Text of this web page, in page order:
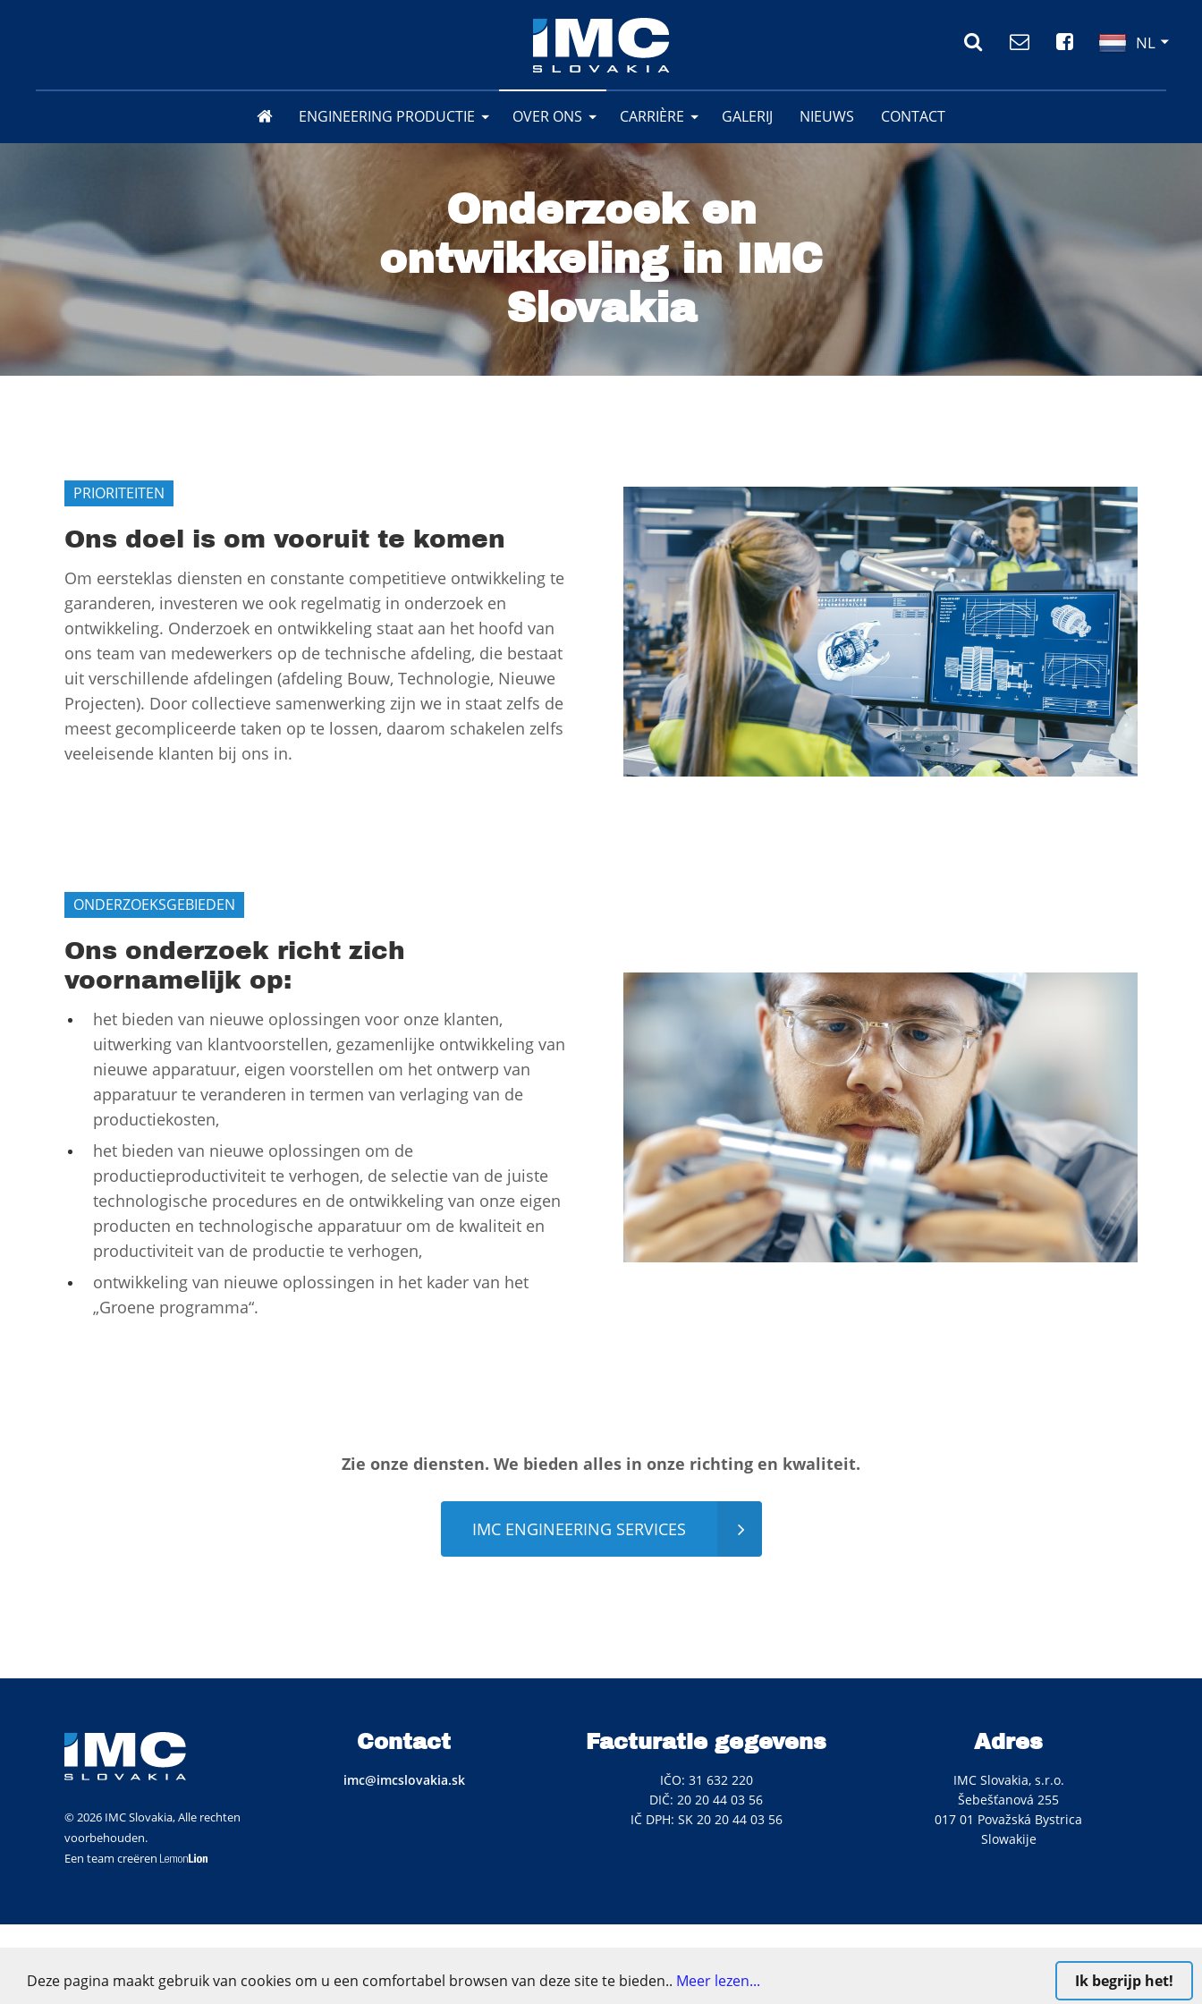
STARTPAGINA
ENGINEERING PRODUCTIE
PLAATBEWERKING METAALBEWERKING LASSEN
OPPERVLAKTEBEHANDELINGEN
VAN METALEN
CONSTRUCTIEWERKZAAMHEDEN
OVER ONS
BEDRIJFSPROFIEL BEDRIJFSGESCHIEDENISCERTIFICATEN
ANDERE
ONDERZOEK EN
ONTWIKKELING
COMPANY
JOURNAL
CARRIÈRE
OPLEIDINGEN
LEVEN IN IMC
GALERIJ NIEUWS CONTACT
NL
Onderzoek en
ontwikkeling in IMC
Slovakia
PRIORITEITEN
Ons doel is om vooruit te komen
Om eersteklas diensten en constante competitieve ontwikkeling te
garanderen, investeren we ook regelmatig in onderzoek en
ontwikkeling. Onderzoek en ontwikkeling staat aan het hoofd van
ons team van medewerkers op de technische afdeling, die bestaat
uit verschillende afdelingen (afdeling Bouw, Technologie, Nieuwe
Projecten). Door collectieve samenwerking zijn we in staat zelfs de
meest gecompliceerde taken op te lossen, daarom schakelen zelfs
veeleisende klanten bij ons in.
ONDERZOEKSGEBIEDEN
Ons onderzoek richt zich
voornamelijk op:
het bieden van nieuwe oplossingen voor onze klanten,
uitwerking van klantvoorstellen, gezamenlijke ontwikkeling van
nieuwe apparatuur, eigen voorstellen om het ontwerp van
apparatuur te veranderen in termen van verlaging van de
productiekosten,
het bieden van nieuwe oplossingen om de
productieproductiviteit te verhogen, de selectie van de juiste
technologische procedures en de ontwikkeling van onze eigen
producten en technologische apparatuur om de kwaliteit en
productiviteit van de productie te verhogen,
ontwikkeling van nieuwe oplossingen in het kader van het
„Groene programma“.
Zie onze diensten. We bieden alles in onze richting en kwaliteit.
IMC ENGINEERING SERVICES
© 2026 IMC Slovakia, Alle rechten
voorbehouden.
Een team creëren
Contact
imc@imcslovakia.sk
Facturatie gegevens
IČO: 31 632 220
DIČ: 20 20 44 03 56
IČ DPH: SK 20 20 44 03 56
Adres
IMC Slovakia, s.r.o.
Šebešťanová 255
017 01 Považská Bystrica
Slowakije
Deze pagina maakt gebruik van cookies om u een comfortabel browsen van deze site te bieden.. Meer lezen... Ik begrijp het!